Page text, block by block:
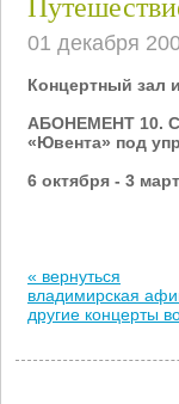
01 декабря
Концертный зал
АБОНЕМЕНТ 10.
«Ювента» под
6 октября - 3
« вернуться
владимирская
другие концерты